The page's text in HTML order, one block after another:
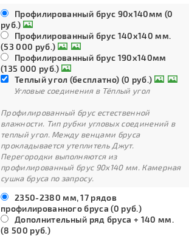
Профилированный брус 90х140мм (0
руб.)
Профилированный брус 140х140 мм.
(53 000 руб.)
Профилированный брус 190х140мм
(135 000 руб.)
Теплый угол (бесплатно) (0 руб.)
Угловые соединения в Тёплый угол
Профилированный брус естественной
влажности. Тип рубки угловых соединений в
теплый угол. Между венцами бруса
прокладывается утеплитель Джут.
Перегородки выполняются из
профилированный брус 90х140 мм. Камерная
сушка бруса по запросу.
2350-2380 мм, 17 рядов
профилированного бруса (0 руб.)
Дополнительный ряд бруса + 140 мм.
(8 500 руб.)